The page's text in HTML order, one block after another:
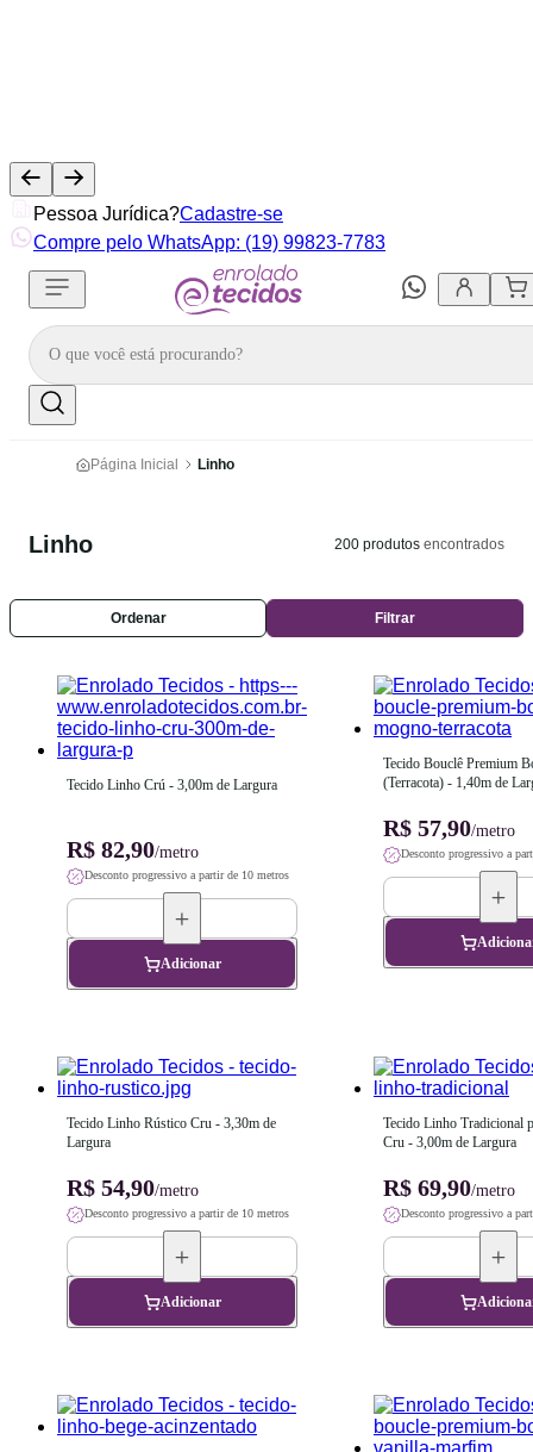
Pessoa Jurídica?Cadastre-se
Compre pelo WhatsApp: (19) 99823-7783
Página Inicial Linho
Linho 200 produtos encontrados
Ordenar Filtrar
Tecido Linho Crú - 3,00m de Largura
R$ 82,90/metro
Desconto progressivo a partir de 10 metros
Adicionar
Tecido Bouclê Premium
(Terracota) - 1,40m de
R$ 57,90/metro
Desconto progressivo a
Tecido Linho Rústico Cru - 3,30m de
Largura
R$ 54,90/metro
Desconto progressivo a partir de 10 metros
Adicionar
Tecido Linho Tradicional
Cru - 3,00m de Largura
R$ 69,90/metro
Desconto progressivo a